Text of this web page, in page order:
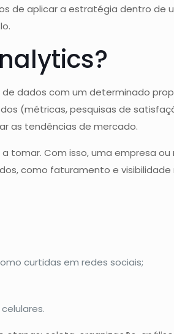
de aplicar a estratégia dentro de
dados com um determinado
(métricas, pesquisas de
as tendências de mercado.
tomar. Com isso, uma empresa
como faturamento e visibilidade
curtidas em redes sociais;